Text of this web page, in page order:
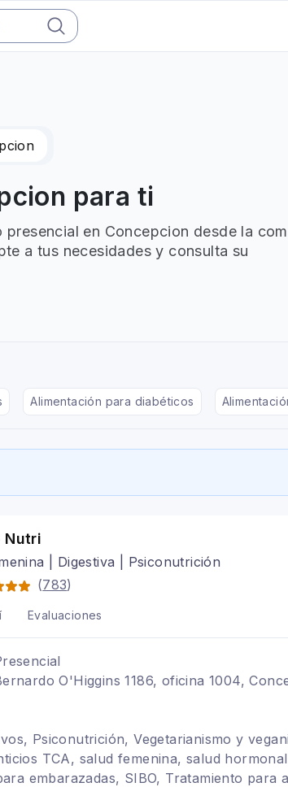
para ti
en Concepcion desde la
a tus necesidades y consulta su
Alimentación para diabéticos
Nutri
| Digestiva | Psiconutrición
(783)
Evaluaciones
O'Higgins 1186, oficina 1004,
Psiconutrición, Vegetarianismo y
TCA, salud femenina, salud
embarazadas, SIBO, Tratamiento para